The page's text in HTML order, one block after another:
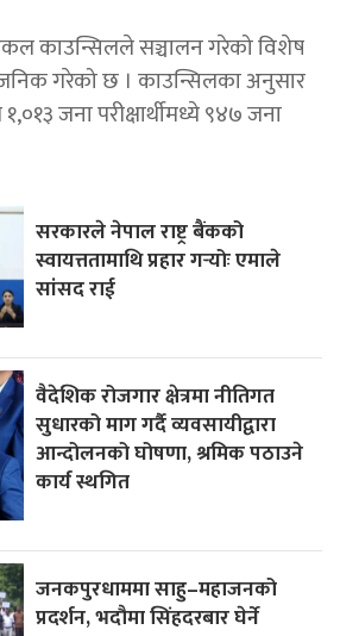
काउन्सिलले सञ्चालन गरेको विशेष
गरेको छ । काउन्सिलका अनुसार
जना परीक्षार्थीमध्ये ९४७ जना
सरकारले नेपाल राष्ट्र बैंकको
स्वायत्ततामाथि प्रहार गर्‍योः एमाले
सांसद राई
वैदेशिक रोजगार क्षेत्रमा नीतिगत
सुधारको माग गर्दै व्यवसायीद्वारा
आन्दोलनको घोषणा, श्रमिक पठाउने
कार्य स्थगित
जनकपुरधाममा साहु–महाजनको
प्रदर्शन, भदौमा सिंहदरबार घेर्ने